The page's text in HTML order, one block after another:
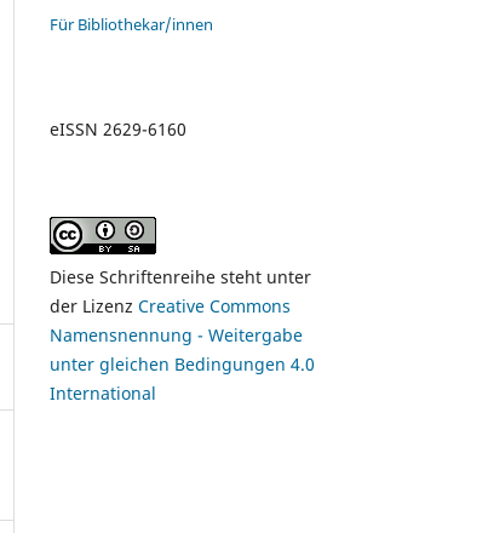
Für Bibliothekar/innen
eISSN 2629-6160
Diese Schriftenreihe steht unter
der Lizenz Creative Commons
Namensnennung - Weitergabe
unter gleichen Bedingungen 4.0
International